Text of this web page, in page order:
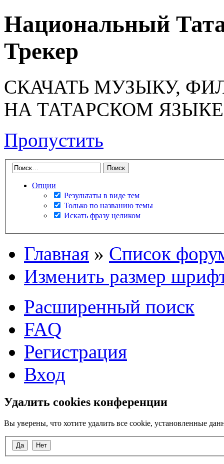
Национальный
Трекер
СКАЧАТЬ МУЗЫКУ,
НА ТАТАРСКОМ ЯЗЫКЕ
Пропустить
Опции
Результаты в виде тем
Только по названию темы
Искать фразу целиком
Главная » Список
Изменить размер
Расширенный поиск
FAQ
Регистрация
Вход
Удалить cookies конференции
Вы уверены, что хотите удалить все cookie, установленные